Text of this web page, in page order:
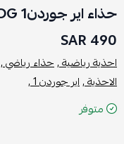
حذاء اير جوردن1 OG
490 SAR
احذية رياضية ,حذاء رياضي ,
الاحذية ,اير جوردن 1 ,
متوفر